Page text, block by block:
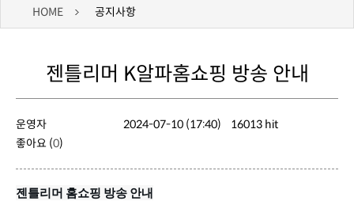
HOME 공지사항
젠틀리머 K알파홈쇼핑 방송 안내
운영자 2024-07-10 (17:40)
16013 hit
좋아요 (0)
젠틀리머 홈쇼핑 방송 안내